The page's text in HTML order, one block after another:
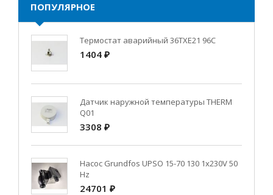
ПОПУЛЯРНОЕ
Термостат аварийный 36TXE21 96C
1404 ₽
Датчик наружной температуры THERM
Q01
3308 ₽
Насос Grundfos UPSO 15-70 130 1x230V 50
Hz
24701 ₽